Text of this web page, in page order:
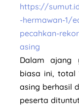
https://
-hermawan-1/
pecahkan-
asing
Dalam ajang
biasa ini, total
asing berhasil
peserta